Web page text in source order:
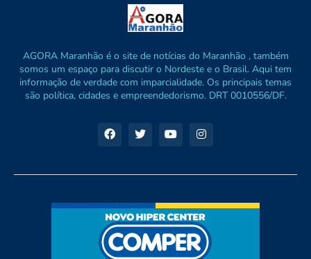
AGORA Maranhão é o site de notícias do Maranhão , também
somos um espaço para discutir o Nordeste e o Brasil. Aqui tem
informação de verdade com imparcialidade. Os principais temas
são política, cidades e empreendedorismo. DRT 0010556/DF.